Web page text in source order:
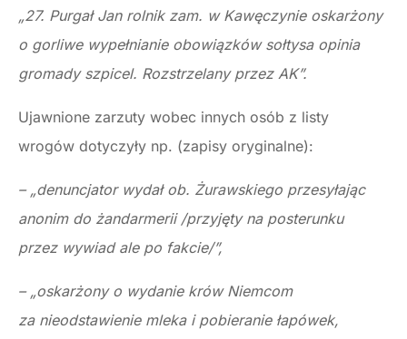
„27. Purgał Jan rolnik zam. w Kawęczynie oskarżony
o gorliwe wypełnianie obowiązków sołtysa opinia
gromady szpicel. Rozstrzelany przez AK”.
Ujawnione zarzuty wobec innych osób z listy
wrogów dotyczyły np. (zapisy oryginalne):
– „denuncjator wydał ob. Żurawskiego przesyłając
anonim do żandarmerii /przyjęty na posterunku
przez wywiad ale po fakcie/”,
– „oskarżony o wydanie krów Niemcom
za nieodstawienie mleka i pobieranie łapówek,